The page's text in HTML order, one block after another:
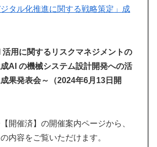
タル化推進に関する戦略策定」成
活用に関するリスクマネジメントの
AI の機械システム設計開発への活
果発表会～（2024年6月13日開
開催済】の開催案内ページから、
内容をご覧いただけます。